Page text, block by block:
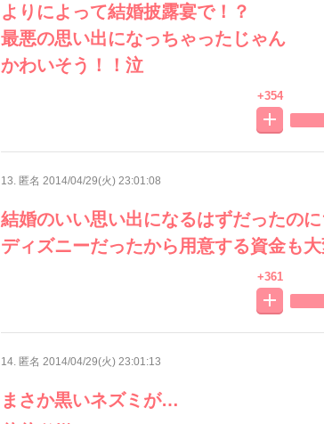
よりによって結婚披露宴で！？
最悪の思い出になっちゃったじゃん
かわいそう！！泣
+354
13. 匿名 2014/04/29(火) 23:01:08
結婚のいい思い出になるはずだったの
ディズニーだったから用意する資金も
+361
14. 匿名 2014/04/29(火) 23:01:13
まさか黒いネズミが…